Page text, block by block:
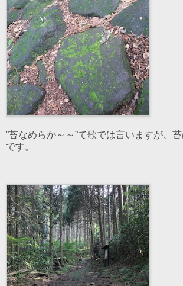
”苔なめらか～～”て歌では言いますが、
です。